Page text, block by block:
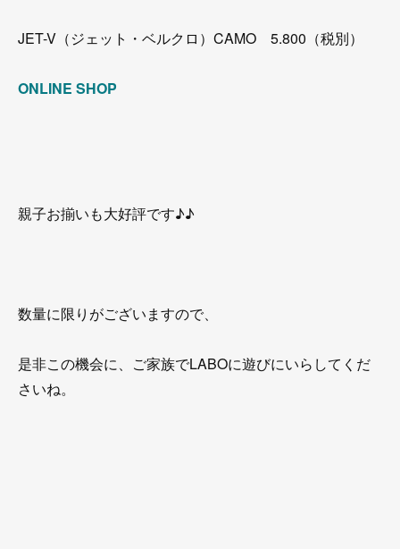
JET-V（ジェット・ベルクロ）CAMO 5.800（税別）
ONLINE SHOP
親子お揃いも大好評です♪♪
数量に限りがございますので、
是非この機会に、ご家族でLABOに遊びにいらしてくだ
さいね。